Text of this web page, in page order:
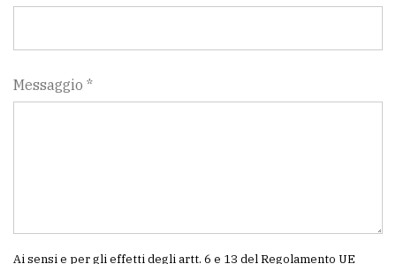
Messaggio *
Ai sensi e per gli effetti degli artt. 6 e 13 del Regolamento UE